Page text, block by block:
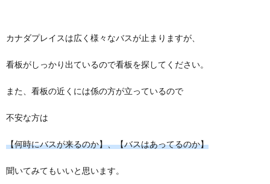
カナダプレイスは広く様々なバスが止まりますが、
看板がしっかり出ているので看板を探してください。
また、看板の近くには係の方が立っているので
不安な方は
【何時にバスが来るのか】、【バスはあってるのか】
聞いてみてもいいと思います。